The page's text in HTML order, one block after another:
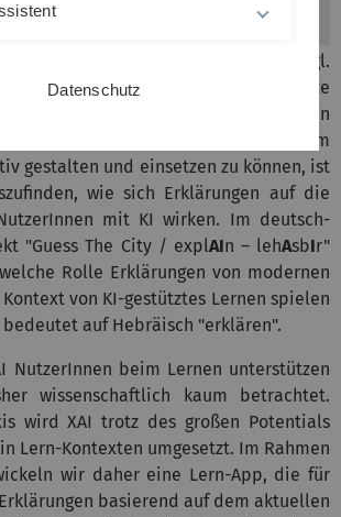
Erklärbare Künstliche Intelligenz (engl.
Intelligence, XAI) stellt Ansätze
Erklärungen für Entscheidungen
Intelligenz (KI) zu generieren. Um
gestalten und einsetzen zu können, ist
wie sich Erklärungen auf die
mit KI wirken. Im deutsch-
"Guess The City / explAIn – lehAsbIr"
Rolle Erklärungen von modernen
von KI-gestütztes Lernen spielen
auf Hebräisch "erklären".
NutzerInnen beim Lernen unterstützen
wissenschaftlich kaum betrachtet.
wird XAI trotz des großen Potentials
Lern-Kontexten umgesetzt. Im Rahmen
wir daher eine Lern-App, die für
basierend auf dem aktuellen
Datenschutz